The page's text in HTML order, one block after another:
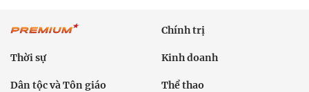
Chính trị
Thời sự Kinh doanh
Dân tộc và Tôn giáo Thể thao